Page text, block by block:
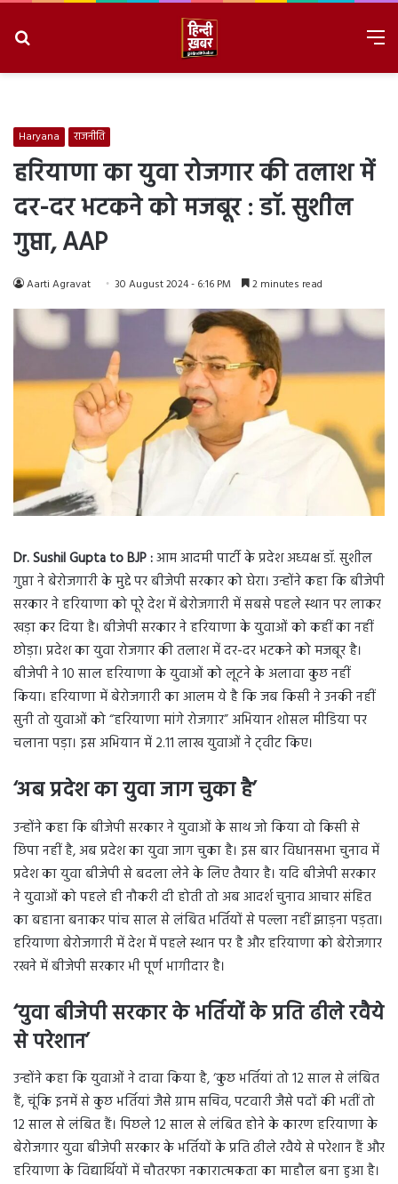
Haryana राजनीति
हरियाणा का युवा रोजगार की तलाश में
दर-दर भटकने को मजबूर : डॉ. सुशील
गुप्ता, AAP
Aarti Agravat 30 August 2024 - 6:16 PM 2 minutes read
Dr. Sushil Gupta to BJP :आम आदमी पार्टी के प्रदेश अध्यक्ष डॉ. सुशील
गुप्ता ने बेरोजगारी के मुद्दे पर बीजेपी सरकार को घेरा। उन्होंने कहा कि बीजेपी
सरकार ने हरियाणा को पूरे देश में बेरोजगारी में सबसे पहले स्थान पर लाकर
खड़ा कर दिया है। बीजेपी सरकार ने हरियाणा के युवाओं को कहीं का नहीं
छोड़ा। प्रदेश का युवा रोजगार की तलाश में दर-दर भटकने को मजबूर है।
बीजेपी ने 10 साल हरियाणा के युवाओं को लूटने के अलावा कुछ नहीं
किया। हरियाणा में बेरोजगारी का आलम ये है कि जब किसी ने उनकी नहीं
सुनी तो युवाओं को “हरियाणा मांगे रोजगार” अभियान शोसल मीडिया पर
चलाना पड़ा। इस अभियान में 2.11 लाख युवाओं ने ट्‌वीट किए।
‘अब प्रदेश का युवा जाग चुका है’
उन्होंने कहा कि बीजेपी सरकार ने युवाओं के साथ जो किया वो किसी से
छिपा नहीं है, अब प्रदेश का युवा जाग चुका है। इस बार विधानसभा चुनाव में
प्रदेश का युवा बीजेपी से बदला लेने के लिए तैयार है। यदि बीजेपी सरकार
ने युवाओं को पहले ही नौकरी दी होती तो अब आदर्श चुनाव आचार संहित
का बहाना बनाकर पांच साल से लंबित भर्तियों से पल्ला नहीं झाड़ना पड़ता।
हरियाणा बेरोजगारी में देश में पहले स्थान पर है और हरियाणा को बेरोजगार
रखने में बीजेपी सरकार भी पूर्ण भागीदार है।
‘युवा बीजेपी सरकार के भर्तियों के प्रति ढीले रवैये
से परेशान’
उन्होंने कहा कि युवाओं ने दावा किया है, ‘कुछ भर्तियां तो 12 साल से लंबित
हैं, चूंकि इनमें से कुछ भर्तियां जैसे ग्राम सचिव, पटवारी जैसे पदों की भतीं तो
12 साल से लंबित हैं। पिछले 12 साल से लंबित होने के कारण हरियाणा के
बेरोजगार युवा बीजेपी सरकार के भर्तियों के प्रति ढीले रवैये से परेशान हैं और
हरियाणा के विद्यार्थियों में चौतरफा नकारात्मकता का माहौल बना हुआ है।